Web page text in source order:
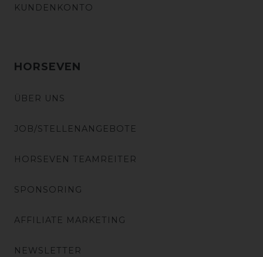
KUNDENKONTO
HORSEVEN
ÜBER UNS
JOB/STELLENANGEBOTE
HORSEVEN TEAMREITER
SPONSORING
AFFILIATE MARKETING
NEWSLETTER